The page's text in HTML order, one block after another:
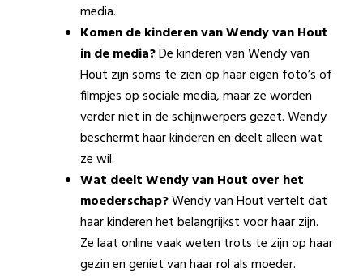
media.
Komen de kinderen van Wendy van Hout
in de media?De kinderen van Wendy van
Hout zijn soms te zien op haar eigen foto’s of
filmpjes op sociale media, maar ze worden
verder niet in de schijnwerpers gezet. Wendy
beschermt haar kinderen en deelt alleen wat
ze wil.
Wat deelt Wendy van Hout over het
moederschap?Wendy van Hout vertelt dat
haar kinderen het belangrijkst voor haar zijn.
Ze laat online vaak weten trots te zijn op haar
gezin en geniet van haar rol als moeder.